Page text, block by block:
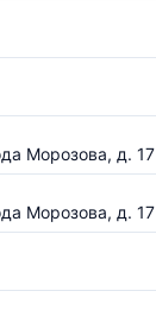
Морозова, д. 17
Морозова, д. 17